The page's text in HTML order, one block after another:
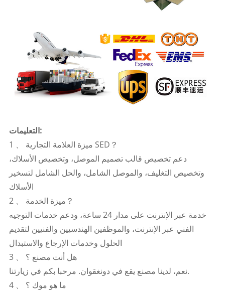
التعليمات:
1 、 ميزة العلامة التجارية SED？
دعم تخصيص قالب تصميم الموصل، وتخصيص الأسلاك،
وتخصيص التغليف، والموصل الشامل، والحل الشامل لتسخير
الأسلاك
2 、 ميزة الخدمة？
خدمة عبر الإنترنت على مدار 24 ساعة، ودعم خدمات التوجيه
الفني عبر الإنترنت، والموظفين الهندسيين والفنيين لتقديم
الحلول وخدمات الإرجاع والاستبدال
3 、 هل أنت مصنع ؟
نعم، لدينا مصنع يقع في دونغقوان. مرحبا بكم في زيارتنا.
4 、 ما هو موك ؟